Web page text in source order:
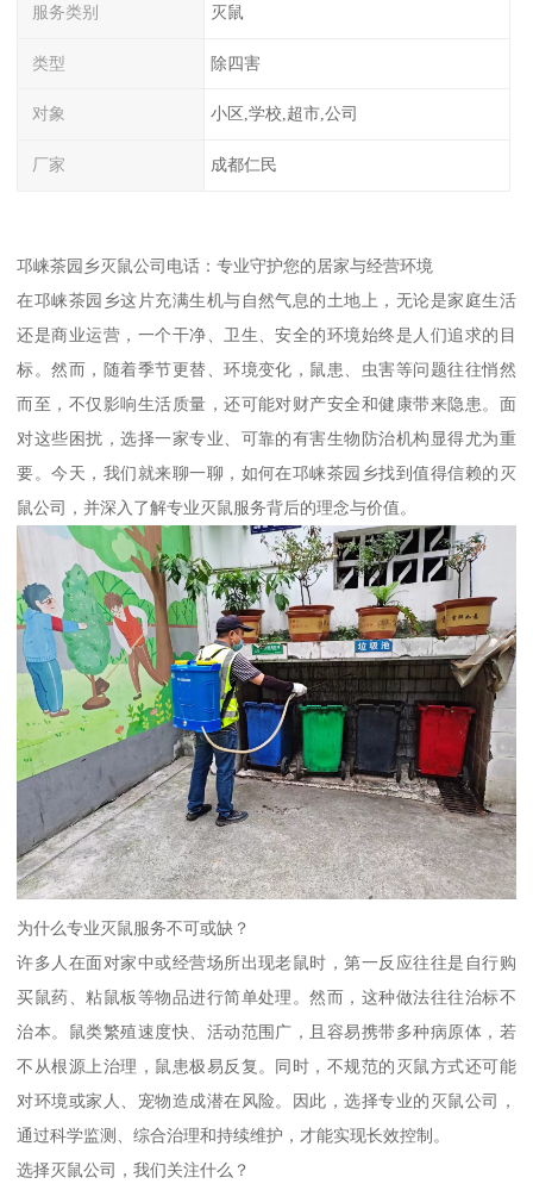
服务类别 灭鼠
类型 除四害
对象 小区,学校,超市,公司
厂家 成都仁民
邛崃茶园乡灭鼠公司电话：专业守护您的居家与经营环境
在邛崃茶园乡这片充满生机与自然气息的土地上，无论是家庭生活
还是商业运营，一个干净、卫生、安全的环境始终是人们追求的目
标。然而，随着季节更替、环境变化，鼠患、虫害等问题往往悄然
而至，不仅影响生活质量，还可能对财产安全和健康带来隐患。面
对这些困扰，选择一家专业、可靠的有害生物防治机构显得尤为重
要。今天，我们就来聊一聊，如何在邛崃茶园乡找到值得信赖的灭
鼠公司，并深入了解专业灭鼠服务背后的理念与价值。
为什么专业灭鼠服务不可或缺？
许多人在面对家中或经营场所出现老鼠时，第一反应往往是自行购
买鼠药、粘鼠板等物品进行简单处理。然而，这种做法往往治标不
治本。鼠类繁殖速度快、活动范围广，且容易携带多种病原体，若
不从根源上治理，鼠患极易反复。同时，不规范的灭鼠方式还可能
对环境或家人、宠物造成潜在风险。因此，选择专业的灭鼠公司，
通过科学监测、综合治理和持续维护，才能实现长效控制。
选择灭鼠公司，我们关注什么？